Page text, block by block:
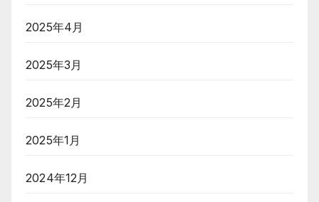
2025年4月
2025年3月
2025年2月
2025年1月
2024年12月